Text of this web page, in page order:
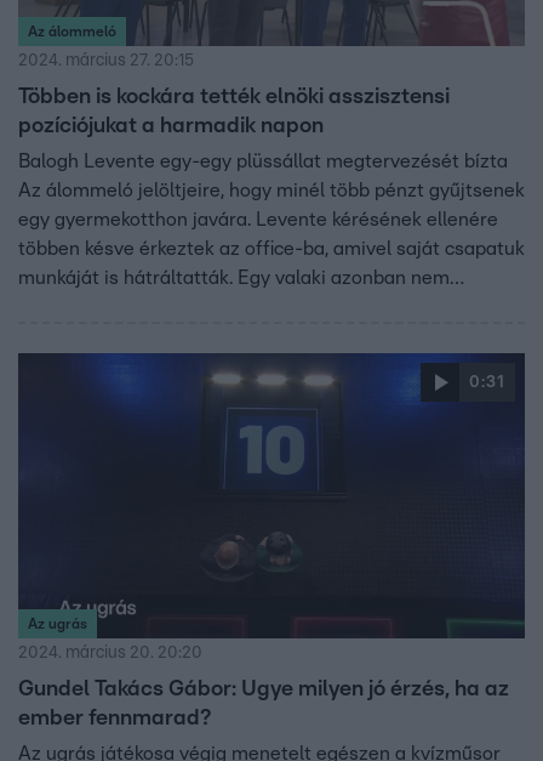
Az álommeló
2024. március 27. 20:15
Többen is kockára tették elnöki asszisztensi
pozíciójukat a harmadik napon
Balogh Levente egy-egy plüssállat megtervezését bízta
Az álommeló jelöltjeire, hogy minél több pénzt gyűjtsenek
egy gyermekotthon javára. Levente kérésének ellenére
többen késve érkeztek az office-ba, amivel saját csapatuk
munkáját is hátráltatták. Egy valaki azonban nem
Bubi terveit még időben sikerült leadni a plüsskészítő
mestereknek, így izgatottan várhatják, mi készül el
0:31
Az ugrás
2024. március 20. 20:20
Gundel Takács Gábor: Ugye milyen jó érzés, ha az
ember fennmarad?
Az ugrás játékosa végig menetelt egészen a kvízműsor